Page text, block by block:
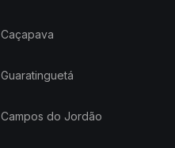
Caçapava
Guaratinguetá
Campos do Jordão